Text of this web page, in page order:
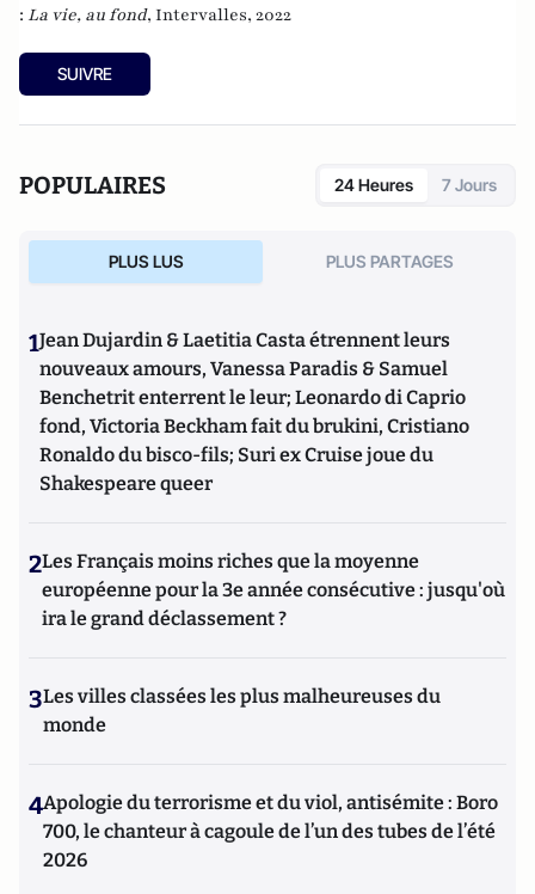
: La vie, au fond, Intervalles, 2022
SUIVRE
POPULAIRES 24 Heures 7 Jours
PLUS LUS PLUS PARTAGES
1Jean Dujardin & Laetitia Casta étrennent leurs
nouveaux amours, Vanessa Paradis & Samuel
Benchetrit enterrent le leur; Leonardo di Caprio
fond, Victoria Beckham fait du brukini, Cristiano
Ronaldo du bisco-fils; Suri ex Cruise joue du
Shakespeare queer
2Les Français moins riches que la moyenne
européenne pour la 3e année consécutive : jusqu'où
ira le grand déclassement ?
3Les villes classées les plus malheureuses du
monde
4Apologie du terrorisme et du viol, antisémite : Boro
700, le chanteur à cagoule de l’un des tubes de l’été
2026